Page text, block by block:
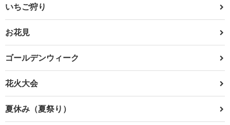
いちご狩り
お花見
ゴールデンウィーク
花火大会
夏休み（夏祭り）